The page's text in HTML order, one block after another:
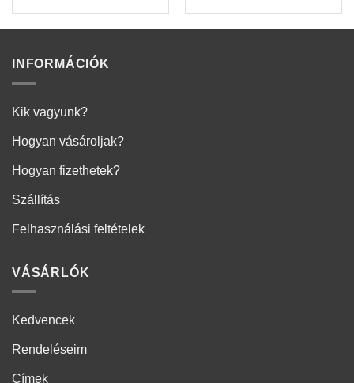
INFORMÁCIÓK
Kik vagyunk?
Hogyan vásároljak?
Hogyan fizethetek?
Szállítás
Felhasználási feltételek
VÁSÁRLÓK
Kedvencek
Rendeléseim
Címek